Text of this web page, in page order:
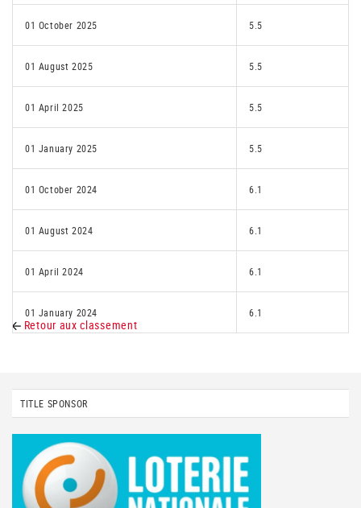
01 October 2025 5.5
01 August 2025 5.5
01 April 2025 5.5
01 January 2025 5.5
01 October 2024 6.1
01 August 2024 6.1
01 April 2024 6.1
01 January 2024 6.1
Retour aux classement
TITLE SPONSOR